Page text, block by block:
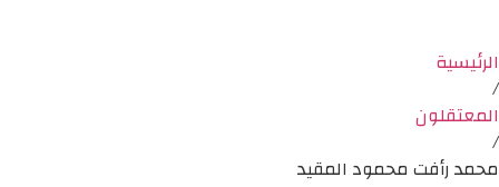
الرئيسية
/
المعتقلون
/
محمد رأفت محمود المقيد